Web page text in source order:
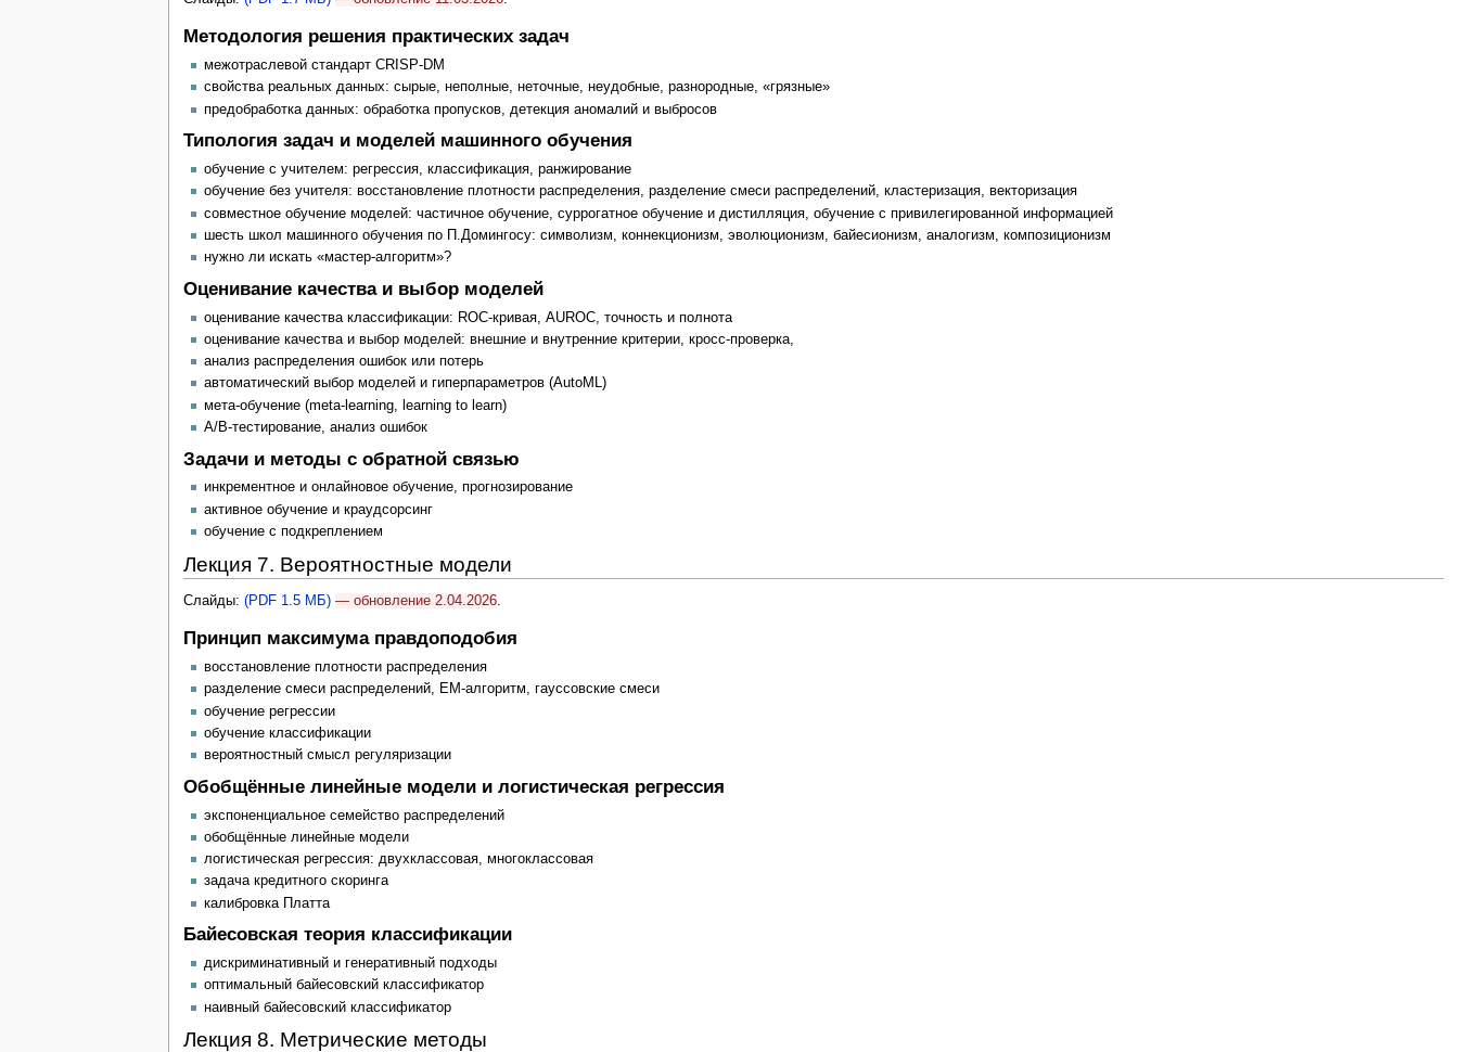
Методология решения практических задач
межотраслевой стандарт CRISP-DM
свойства реальных данных: сырые, неполные, неточные, неудобные, разнородные, «грязные»
предобработка данных: обработка пропусков, детекция аномалий и выбросов
Типология задач и моделей машинного обучения
обучение с учителем: регрессия, классификация, ранжирование
обучение без учителя: восстановление плотности распределения, разделение смеси распределений, кластеризация, векторизация
совместное обучение моделей: частичное обучение, суррогатное обучение и дистилляция, обучение с привилегированной информацией
шесть школ машинного обучения по П.Домингосу: символизм, коннекционизм, эволюционизм, байесионизм, аналогизм, композиционизм
нужно ли искать «мастер-алгоритм»?
Оценивание качества и выбор моделей
оценивание качества классификации: ROC-кривая, AUROC, точность и полнота
оценивание качества и выбор моделей: внешние и внутренние критерии, кросс-проверка,
анализ распределения ошибок или потерь
автоматический выбор моделей и гиперпараметров (AutoML)
мета-обучение (meta-learning, learning to learn)
A/B-тестирование, анализ ошибок
Задачи и методы с обратной связью
инкрементное и онлайновое обучение, прогнозирование
активное обучение и краудсорсинг
обучение с подкреплением
Лекция 7. Вероятностные модели
Слайды: (PDF 1.5 МБ) — обновление 2.04.2026.
Принцип максимума правдоподобия
восстановление плотности распределения
разделение смеси распределений, EM-алгоритм, гауссовские смеси
обучение регрессии
обучение классификации
вероятностный смысл регуляризации
Обобщённые линейные модели и логистическая регрессия
экспоненциальное семейство распределений
обобщённые линейные модели
логистическая регрессия: двухклассовая, многоклассовая
задача кредитного скоринга
калибровка Платта
Байесовская теория классификации
дискриминативный и генеративный подходы
оптимальный байесовский классификатор
наивный байесовский классификатор
Лекция 8. Метрические методы